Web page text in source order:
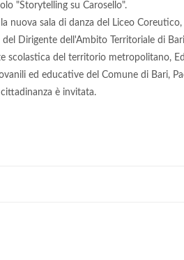
"Storytelling su Carosello".
nuova sala di danza del Liceo
Dirigente dell'Ambito Territoriale di
scolastica del territorio metropolitano,
ed educative del Comune di Bari,
cittadinanza è invitata.